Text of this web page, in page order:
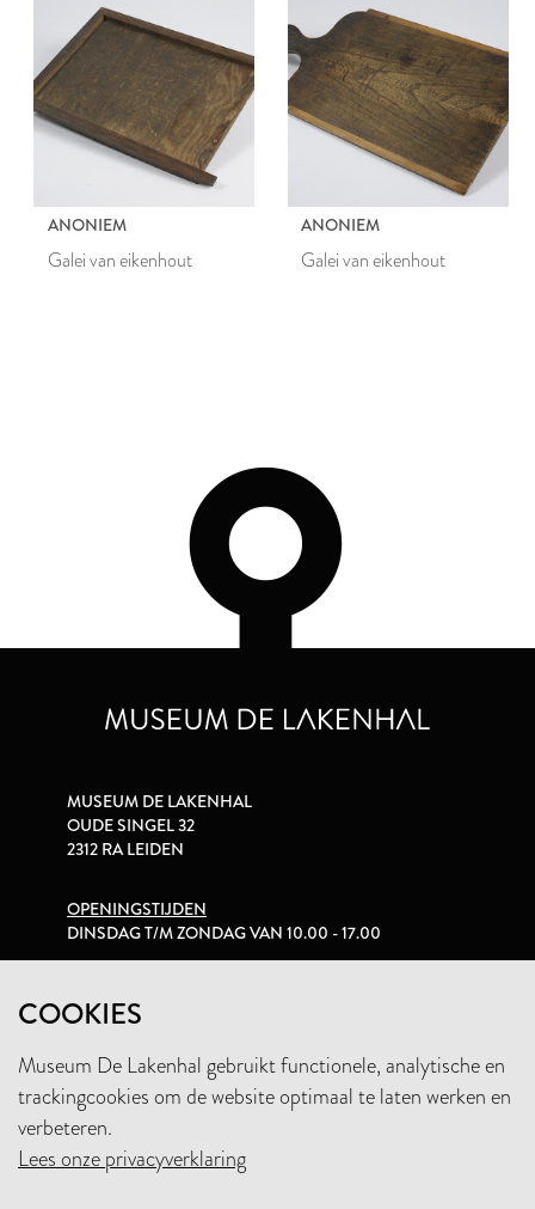
ANONIEM
Galei van eikenhout
ANONIEM
Galei van eikenhout
COOKIES
Museum De Lakenhal gebruikt functionele, analytische en
trackingcookies om de website optimaal te laten werken en
verbeteren.
Lees onze privacyverklaring
MUSEUM DE LAKENHAL
OUDE SINGEL 32
2312 RA LEIDEN
OPENINGSTIJDEN
DINSDAG T/M ZONDAG VAN 10.00 - 17.00
+31 (0)71 5165360
INFO@LAKENHAL.NL
STEUN HET MUSEUM